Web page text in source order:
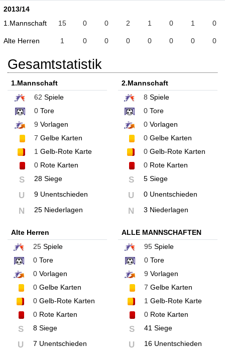
2013/14
1.Mannschaft
15 0 0 2 1 0 1 0
Alte Herren 1 0 0 0 0 0 0 0
Gesamtstatistik
1.Mannschaft
62 Spiele
0 Tore
9 Vorlagen
7 Gelbe Karten
1 Gelb-Rote Karte
0 Rote Karten
S 28 Siege
U 9 Unentschieden
N 25 Niederlagen
2.Mannschaft
8 Spiele
0Tore
0Vorlagen
0Gelbe Karten
0Gelb-Rote Karten
0Rote Karten
S 5 Siege
U 0 Unentschieden
N 3 Niederlagen
Alte Herren
25 Spiele
0 Tore
0 Vorlagen
0 Gelbe Karten
0 Gelb-Rote Karten
0 Rote Karten
S 8 Siege
U 7 Unentschieden
ALLE MANNSCHAFTEN
95Spiele
0Tore
9 Vorlagen
7 Gelbe Karten
1 Gelb-Rote Karte
0Rote Karten
S 41 Siege
U 16 Unentschieden